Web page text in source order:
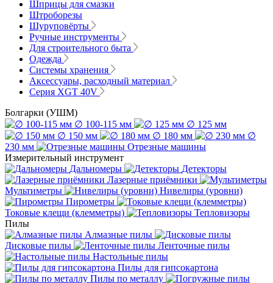
Шприцы для смазки
Штроборезы
Шуруповёрты
Ручные инструменты
Для строительного быта
Одежда
Системы хранения
Аксессуары, расходный материал
Серия XGT 40V
Болгарки (УШМ)
∅ 100-115 мм
∅ 125 мм
∅ 150 мм
∅ 180 мм
∅
230 мм
Отрезные машины
Измерительный инструмент
Дальномеры
Детекторы
Лазерные приёмники
Мультиметры
Нивелиры (уровни)
Пирометры
Токовые клещи (клемметры)
Тепловизоры
Пилы
Алмазные пилы
Дисковые пилы
Ленточные пилы
Настольные пилы
Пилы для гипсокартона
Пилы по металлу